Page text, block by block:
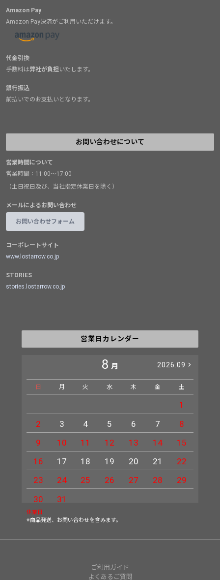
Amazon Pay
Amazon Pay決済がご利用いただけます。
代金引換
手数料は弊社が負担いたします。
銀行振込
前払いでのお支払いとなります。
お問い合わせについて
営業時間について
営業時間：11:00～17:00
（土日祝日及び、当社指定休業日を除く）
メールによるお問い合わせ
お問い合わせフォーム
コーポレートサイト
www.lostarrow.co.jp
STORIES
stories.lostarrow.co.jp
営業日カレンダー
8 月 2026.09
日 月 火 水 木 金 土
1
2
3 4 5 6 7
8
9
10 11 12 13 14
15
16
17 18 19 20 21
22
23
24 25 26 27 28
29
30
31
休業日
※商品発送、お問い合わせを含みます。
ご利用ガイド
よくあるご質問